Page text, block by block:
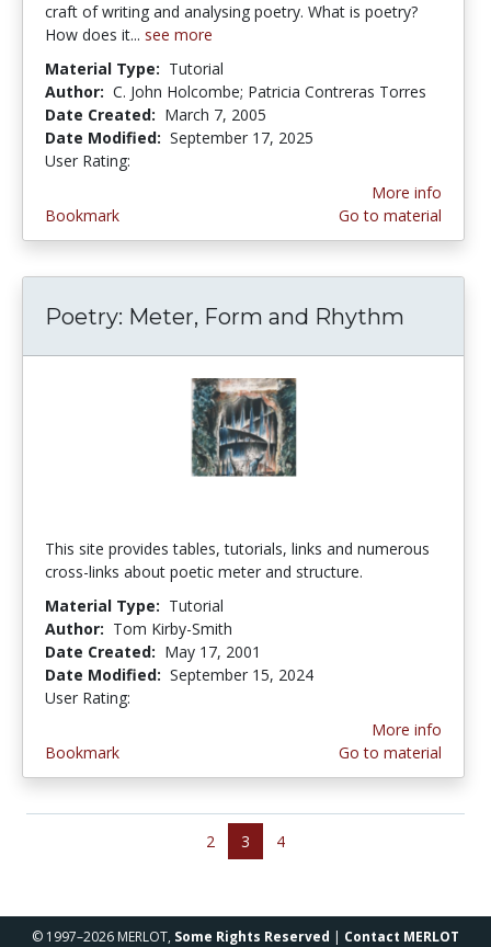
craft of writing and analysing poetry. What is poetry?
How does it... see more
Material Type: Tutorial
Author: C. John Holcombe; Patricia Contreras Torres
Date Created: March 7, 2005
Date Modified: September 17, 2025
User Rating:
Bookmark
More info
Go to material
Poetry: Meter, Form and Rhythm
This site provides tables, tutorials, links and numerous
cross-links about poetic meter and structure.
Material Type: Tutorial
Author: Tom Kirby-Smith
Date Created: May 17, 2001
Date Modified: September 15, 2024
User Rating:
Bookmark
More info
Go to material
2 3 4
© 1997–2026 MERLOT, Some Rights Reserved | Contact MERLOT